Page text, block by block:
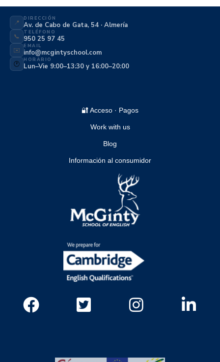
📍
DIRECCIÓN
Av. de Cabo de Gata, 54 · Almería
📞
TELÉFONO
950 25 97 45
✉️
EMAIL
info@mcgintyschool.com
🕐
HORARIO
Lun–Vie 9:00–13:30 y 16:00–20:00
🔐 Acceso · Pagos
Work with us
Blog
Información al consumidor